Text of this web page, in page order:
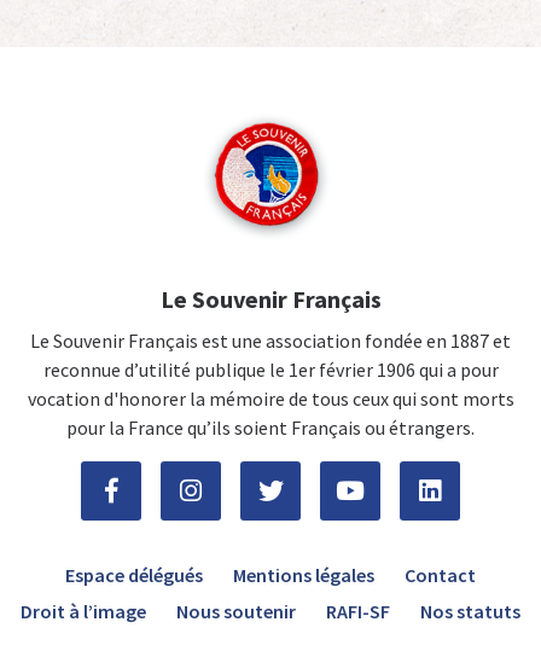
Le Souvenir Français
Le Souvenir Français est une association fondée en 1887 et
reconnue d’utilité publique le 1er février 1906 qui a pour
vocation d'honorer la mémoire de tous ceux qui sont morts
pour la France qu’ils soient Français ou étrangers.
Espace délégués Mentions légales
Contact
Droit à l’image
Nous soutenir RAFI-SF Nos statuts